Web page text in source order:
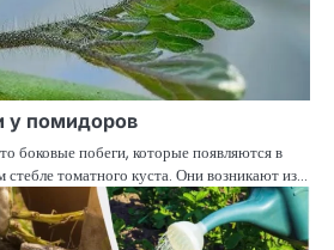
у помидоров
боковые побеги, которые появляются в
стебле томатного куста. Они возникают из…